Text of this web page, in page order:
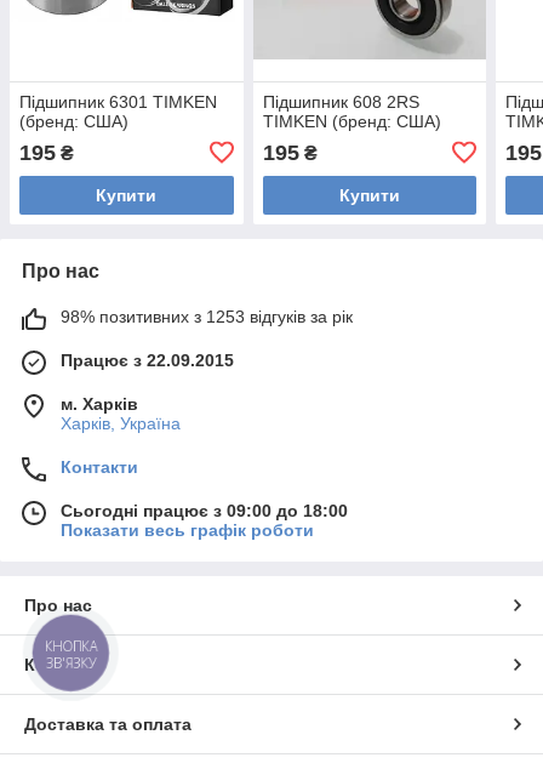
Підшипник 6301 TIMKEN
(бренд: США)
195 ₴
Купити
Підшипник 608 2RS
TIMKEN (бренд: США)
195₴
Купити
195
Про нас
98% позитивних з 1253 відгуків за рік
Працює з 22.09.2015
м. Харків
Харків, Україна
Контакти
Сьогодні працює з 09:00 до 18:00
Показати весь графік роботи
Про нас
Контакти
Доставка та оплата
КНОПКА
ЗВ'ЯЗКУ